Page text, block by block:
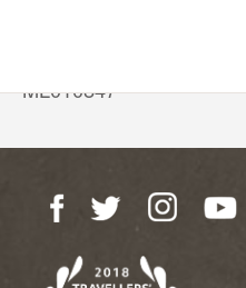
ML010847